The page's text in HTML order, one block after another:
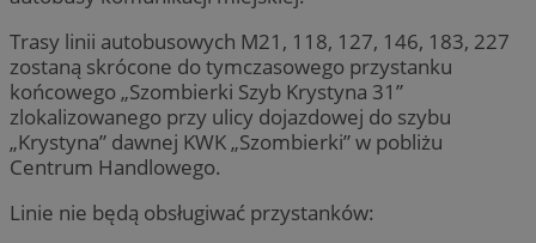
Trasy linii autobusowych M21, 118, 127, 146, 183, 227
zostaną skrócone do tymczasowego przystanku
końcowego „Szombierki Szyb Krystyna 31”
zlokalizowanego przy ulicy dojazdowej do szybu
„Krystyna” dawnej KWK „Szombierki” w pobliżu
Centrum Handlowego.
Linie nie będą obsługiwać przystanków: